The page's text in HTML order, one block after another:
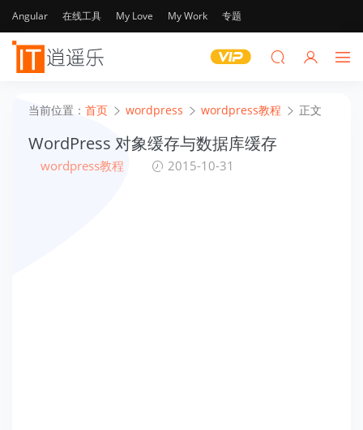
Angular 在线工具 My Love My Work 专题
当前位置： 首页 wordpress wordpress教程 正文
WordPress 对象缓存与数据库缓存
wordpress教程 2015-10-31